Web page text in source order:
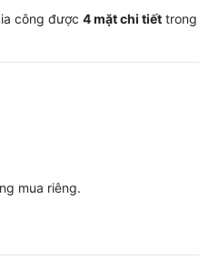
công được 4 mặt chi tiết
mua riêng.